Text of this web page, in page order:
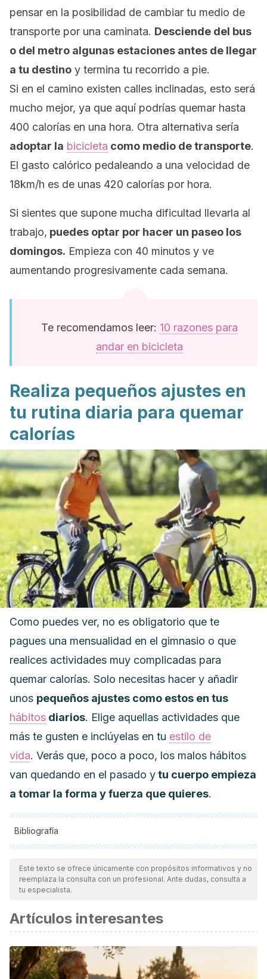
pensar en la posibilidad de cambiar tu medio de
transporte por una caminata. Desciende del bus
o del metro algunas estaciones antes de llegar
a tu destino y termina tu recorrido a pie.
Si en el camino existen calles inclinadas, esto será
mucho mejor, ya que aquí podrías quemar hasta
400 calorías en una hora. Otra alternativa sería
adoptar la bicicleta como medio de transporte.
El gasto calórico pedaleando a una velocidad de
18km/h es de unas 420 calorías por hora.
Si sientes que supone mucha dificultad llevarla al
trabajo, puedes optar por hacer un paseo los
domingos. Empieza con 40 minutos y ve
aumentando progresivamente cada semana.
Te recomendamos leer: 10 razones para
andar en bicicleta
Realiza pequeños ajustes en
tu rutina diaria para quemar
calorías
Como puedes ver, no es obligatorio que te
pagues una mensualidad en el gimnasio o que
realices actividades muy complicadas para
quemar calorías. Solo necesitas hacer y añadir
unos pequeños ajustes como estos en tus
hábitos diarios. Elige aquellas actividades que
más te gusten e inclúyelas en tu estilo de
vida. Verás que, poco a poco, los malos hábitos
van quedando en el pasado ytu cuerpo empieza
a tomar la forma y fuerza que quieres.
Bibliografía
Todas las fuentes citadas fueron revisadas a profundidad por
nuestro equipo, para asegurar su calidad, confiabilidad,
vigencia y validez.La bibliografía de este artículo fue
científica.
Spaeth, A. M., Dinges, D. F., & Goel, N. (2014). Sex and race
differences in caloric intake during sleep restriction in
healthy adults. American Journal of Clinical Nutrition.
Este texto se ofrece únicamente con propósitos informativos y no
reemplaza la consulta con un profesional. Ante dudas, consulta a
tu especialista.
Artículos interesantes